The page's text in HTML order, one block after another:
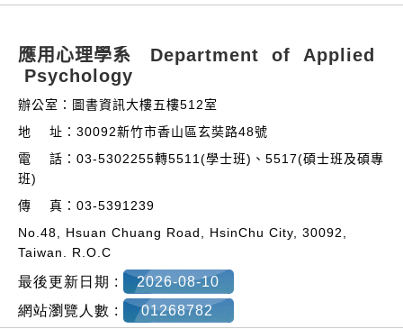
應用心理學系 Department of Applied
Psychology
辦公室：圖書資訊大樓五樓512室
地 址：30092新竹市香山區玄奘路48號
電 話：03-5302255轉5511(學士班)、5517(碩士班及碩專
班)
傳 真：03-5391239
No.48, Hsuan Chuang Road, HsinChu City, 30092,
Taiwan. R.O.C
最後更新日期 :
2026-08-10
網站瀏覽人數 :
01268782